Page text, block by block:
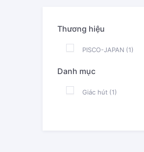
Thương hiệu
PISCO-JAPAN (1)
Danh mục
Giác hút (1)